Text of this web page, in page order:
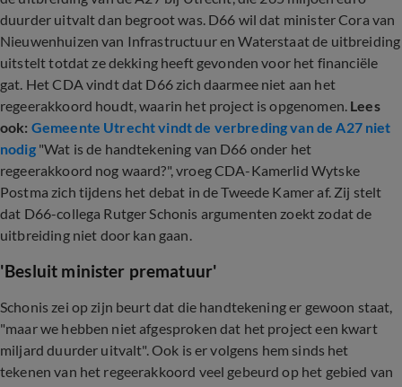
duurder uitvalt dan begroot was. D66 wil dat minister Cora van
Nieuwenhuizen van Infrastructuur en Waterstaat de uitbreiding
uitstelt totdat ze dekking heeft gevonden voor het financiële
gat. Het CDA vindt dat D66 zich daarmee niet aan het
regeerakkoord houdt, waarin het project is opgenomen. Lees
ook: Gemeente Utrecht vindt de verbreding van de A27 niet
nodig"Wat is de handtekening van D66 onder het
regeerakkoord nog waard?", vroeg CDA-Kamerlid Wytske
Postma zich tijdens het debat in de Tweede Kamer af. Zij stelt
dat D66-collega Rutger Schonis argumenten zoekt zodat de
uitbreiding niet door kan gaan.
'Besluit minister prematuur'
Schonis zei op zijn beurt dat die handtekening er gewoon staat,
"maar we hebben niet afgesproken dat het project een kwart
miljard duurder uitvalt". Ook is er volgens hem sinds het
tekenen van het regeerakkoord veel gebeurd op het gebied van